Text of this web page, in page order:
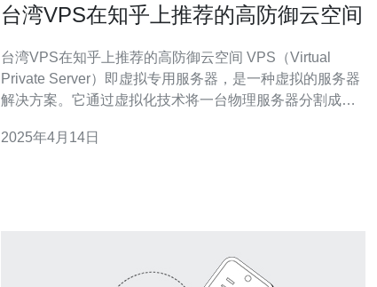
台湾VPS在知乎上推荐的高防御云空间
台湾VPS在知乎上推荐的高防御云空间 VPS（Virtual
Private Server）即虚拟专用服务器，是一种虚拟的服务器
解决方案。它通过虚拟化技术将一台物理服务器分割成多
2025年4月14日